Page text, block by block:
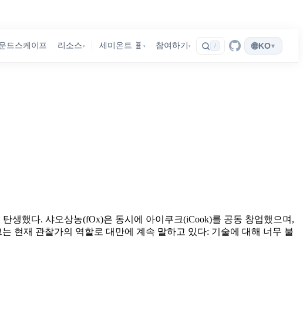
드스케이프 리소스 ▾ 세미온트 🧬 ▾ 참여하기 ▾ / 🌐KO▾
생했다. 샤오상농(fOx)은 동시에 아이쿠크(iCook)를 공동 창업했으며,
현재 관찰가의 역할로 대만에 계속 말하고 있다: 기술에 대해 너무 불